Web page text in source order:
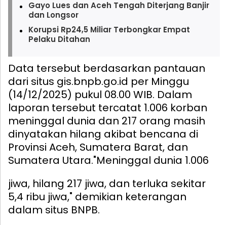
Gayo Lues dan Aceh Tengah Diterjang Banjir
dan Longsor
Korupsi Rp24,5 Miliar Terbongkar Empat
Pelaku Ditahan
Data tersebut berdasarkan pantauan
dari situs gis.bnpb.go.id per Minggu
(14/12/2025) pukul 08.00 WIB. Dalam
laporan tersebut tercatat 1.006 korban
meninggal dunia dan 217 orang masih
dinyatakan hilang akibat bencana di
Provinsi Aceh, Sumatera Barat, dan
Sumatera Utara."Meninggal dunia 1.006
jiwa, hilang 217 jiwa, dan terluka sekitar
5,4 ribu jiwa," demikian keterangan
dalam situs BNPB.